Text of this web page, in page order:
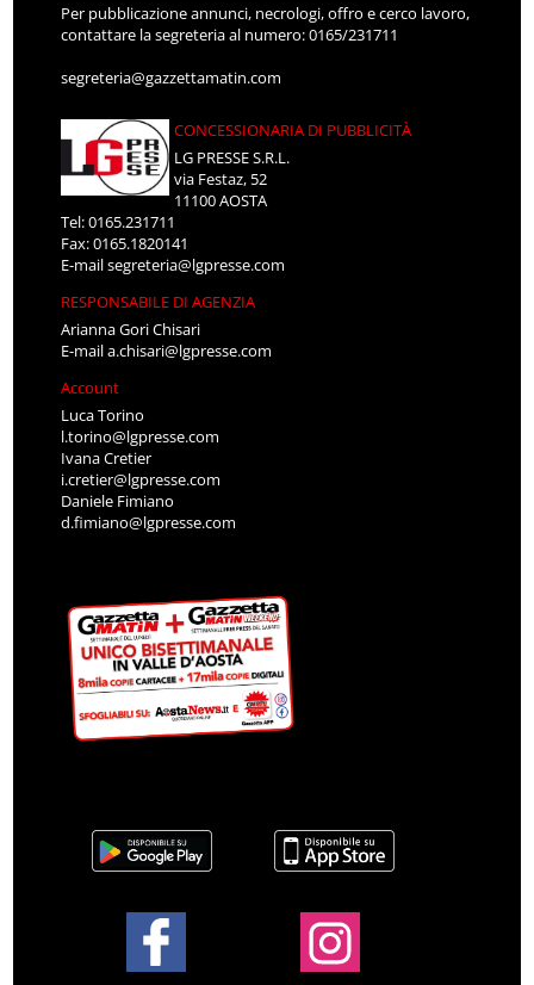
Per pubblicazione annunci, necrologi, offro e cerco lavoro,
contattare la segreteria al numero: 0165/231711
segreteria@gazzettamatin.com
CONCESSIONARIA DI PUBBLICITÀ
LG PRESSE S.R.L.
via Festaz, 52
11100 AOSTA
Tel: 0165.231711
Fax: 0165.1820141
E-mailsegreteria@lgpresse.com
RESPONSABILE DI AGENZIA
Arianna Gori Chisari
E-maila.chisari@lgpresse.com
Account
Luca Torino
l.torino@lgpresse.com
Ivana Cretier
i.cretier@lgpresse.com
Daniele Fimiano
d.fimiano@lgpresse.com